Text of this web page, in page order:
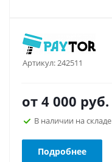
Артикул:242511
от 4 000 руб.
В наличии на складе
Подробнее